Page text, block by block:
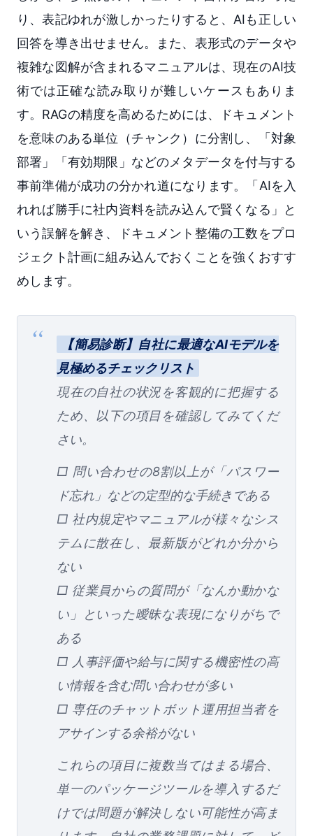
り、表記ゆれが激しかったりすると、AIも正しい
回答を導き出せません。また、表形式のデータや
複雑な図解が含まれるマニュアルは、現在のAI技
術では正確な読み取りが難しいケースもありま
す。RAGの精度を高めるためには、ドキュメント
を意味のある単位（チャンク）に分割し、「対象
部署」「有効期限」などのメタデータを付与する
事前準備が成功の分かれ道になります。「AIを入
れれば勝手に社内資料を読み込んで賢くなる」と
いう誤解を解き、ドキュメント整備の工数をプロ
ジェクト計画に組み込んでおくことを強くおすす
めします。
【簡易診断】自社に最適なAIモデルを
見極めるチェックリスト
現在の自社の状況を客観的に把握する
ため、以下の項目を確認してみてくだ
さい。
□ 問い合わせの8割以上が「パスワー
ド忘れ」などの定型的な手続きである
□ 社内規定やマニュアルが様々なシス
テムに散在し、最新版がどれか分から
ない
□ 従業員からの質問が「なんか動かな
い」といった曖昧な表現になりがちで
ある
□ 人事評価や給与に関する機密性の高
い情報を含む問い合わせが多い
□ 専任のチャットボット運用担当者を
アサインする余裕がない
これらの項目に複数当てはまる場合、
単一のパッケージツールを導入するだ
けでは問題が解決しない可能性が高ま